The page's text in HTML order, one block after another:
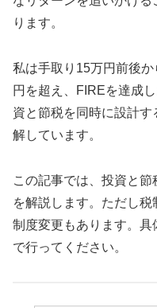
ります。
私は手取り15万円前後
円を超え、FIREを達成
資と節税を同時に設計
解しています。
この記事では、投資と
を解説します。ただし税
制度変更もあります。具
で行ってください。